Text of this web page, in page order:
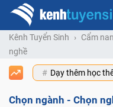
Kênh Tuyển Sinh Cẩm
nghề
Dạy thêm học
Chọn ngành - Chọn